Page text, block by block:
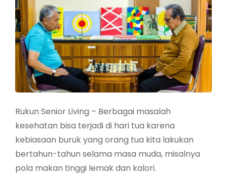
Rukun Senior Living – Berbagai masalah
kesehatan bisa terjadi di hari tua karena
kebiasaan buruk yang orang tua kita lakukan
bertahun-tahun selama masa muda, misalnya
pola makan tinggi lemak dan kalori.